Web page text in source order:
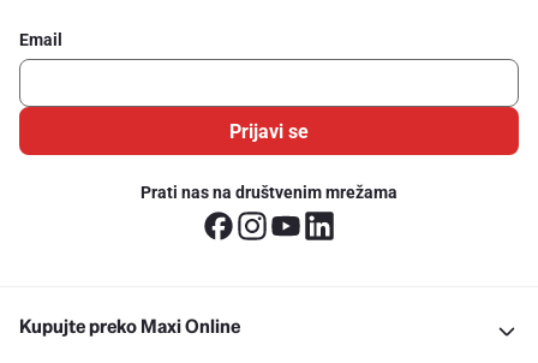
Email
Prijavi se
Prati nas na društvenim mrežama
Kupujte preko Maxi Online